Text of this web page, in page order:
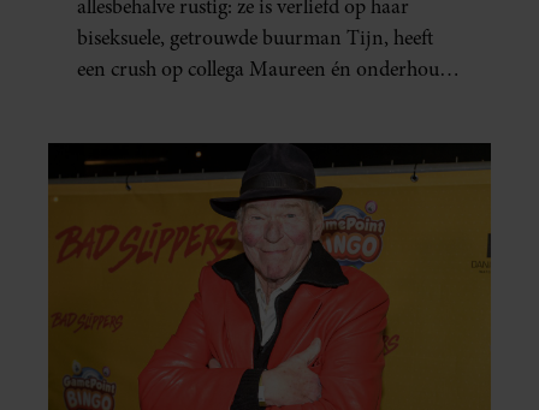
allesbehalve rustig: ze is verliefd op haar
biseksuele, getrouwde buurman Tijn, heeft
een crush op collega Maureen én onderhoudt